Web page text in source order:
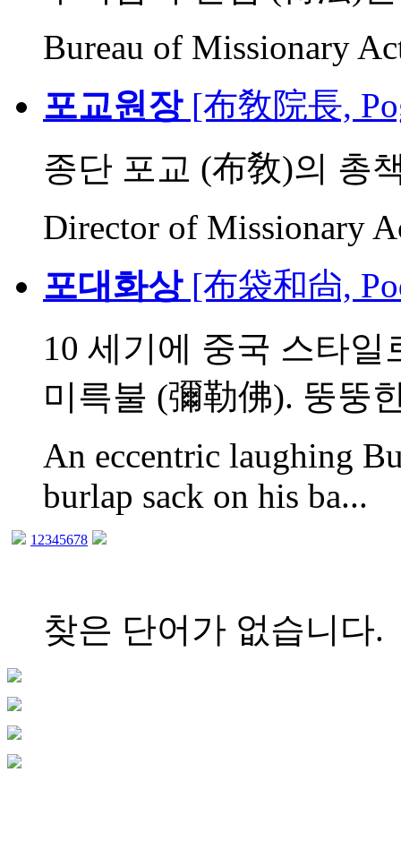
Bureau of Missionary
포교원장[布敎院長,
종단 포교 (布敎)의 총
Director of Missionary
포대화상[布袋和尙,
10 세기에 중국 스타
미륵불 (彌勒佛). 뚱뚱
An eccentric laughing
burlap sack on his ba...
1 2345678
찾은 단어가 없습니다.